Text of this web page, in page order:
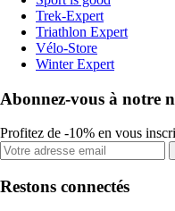
Trek-Expert
Triathlon Expert
Vélo-Store
Winter Expert
Abonnez-vous à notre
Profitez de -10% en vous
Restons connectés